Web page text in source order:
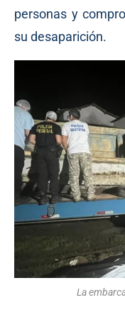
personas y
su desaparición.
La